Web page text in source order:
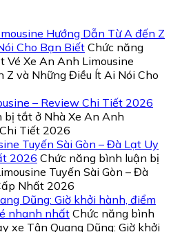
Hướng Dẫn Từ A đến Z
Cho Bạn Biết Chức năng
Vé Xe An Anh Limousine
Z và Những Điều Ít Ai Nói Cho
– Review Chi Tiết 2026
bị tắtở Nhà Xe An Anh
Tiết 2026
Tuyến Sài Gòn – Đà Lạt Uy
2026 Chức năng bình luận bị
Tuyến Sài Gòn – Đà
Nhất 2026
Dũng: Giờ khởi hành, điểm
nhanh nhất Chức năng bình
xe Tân Quang Dũng: Giờ khởi